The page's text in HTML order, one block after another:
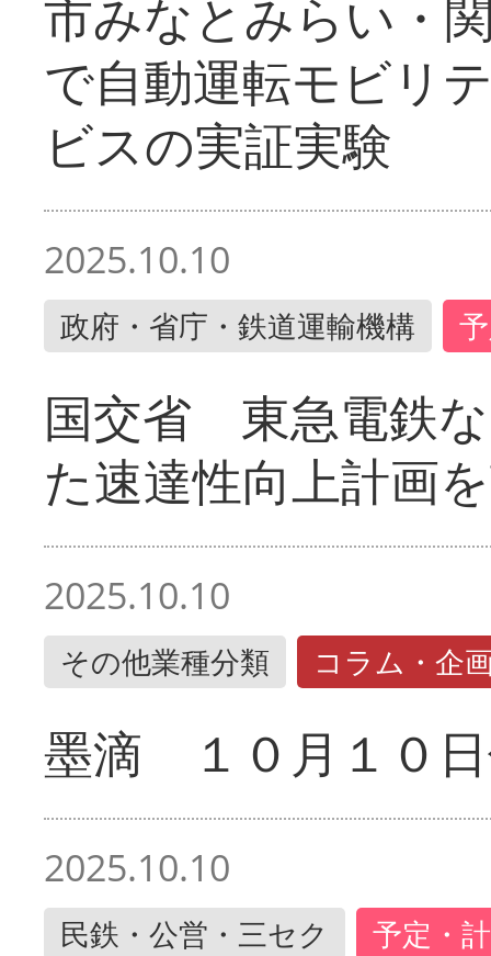
市みなとみらい・
で自動運転モビリ
ビスの実証実験
2025.10.10
政府・省庁・鉄道運輸機構
国交省 東急電鉄
た速達性向上計画
2025.10.10
その他業種分類 コラム・企
墨滴 １０月１０
2025.10.10
民鉄・公営・三セク 予定・